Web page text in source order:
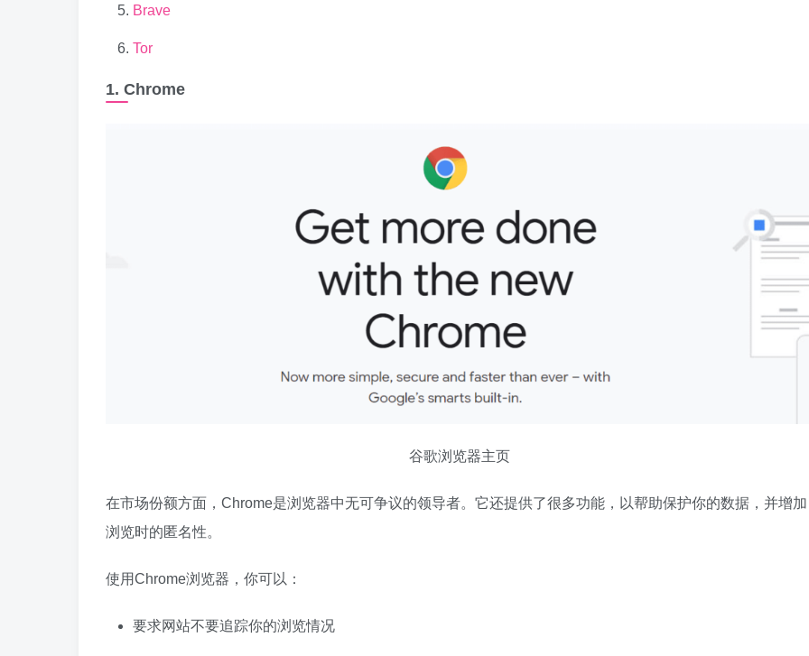
Brave
Tor
1. Chrome
谷歌浏览器主页
在市场份额方面，Chrome是浏览器中无可争议的领导者。它还提供了很多功能，以帮助保护你的数据，并增加
浏览时的匿名性。
使用Chrome浏览器，你可以：
要求网站不要追踪你的浏览情况